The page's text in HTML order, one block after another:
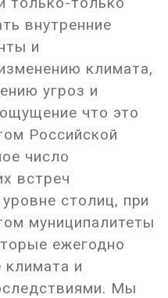
внутренние
и
климата,
угроз и
что это
Российской
число
встреч
столиц, при
муниципалитеты
ежегодно
и
Мы